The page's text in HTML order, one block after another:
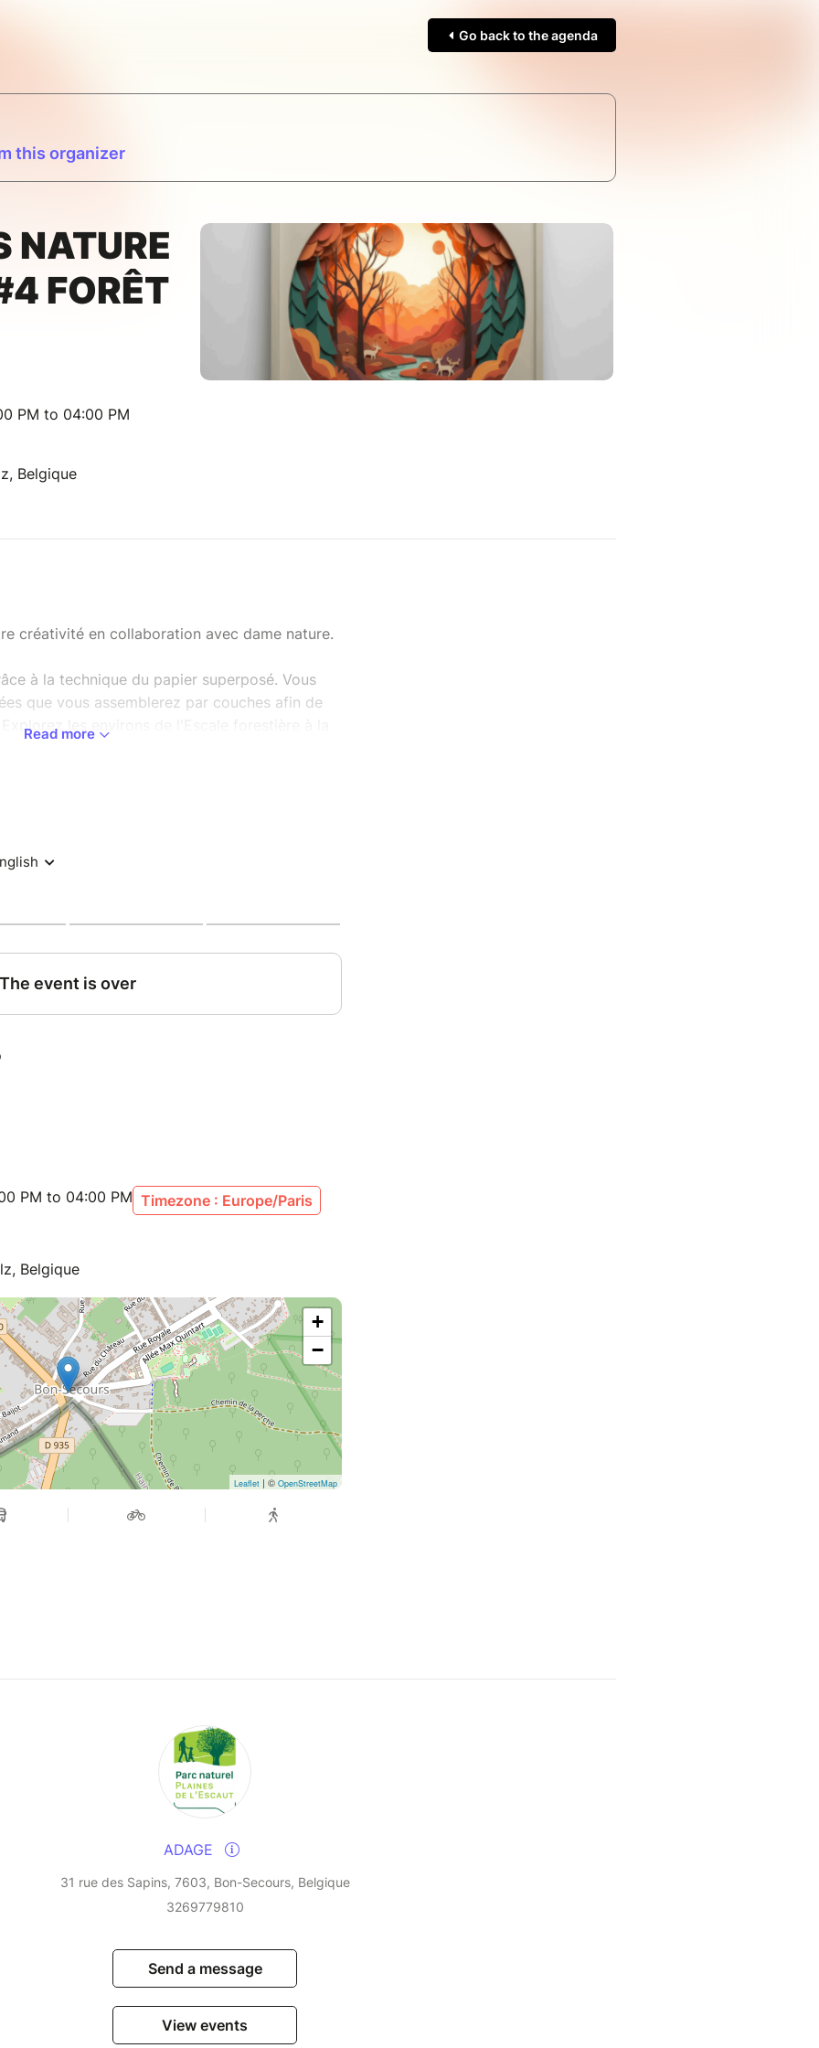
Go back to the agenda
this organizer
NATURE
FORÊT
PM to 04:00 PM
Belgique
créativité en collaboration avec dame nature.
à la technique du papier superposé. Vous
que vous assemblerez par couches afin de
les environs de l'Escale forestière à la
à partir de 6 ans (accompagnés).
Read more
PM to 04:00 PM Timezone : Europe/Paris
Belgique
+
−
Leaflet | © OpenStreetMap
ADAGE
31 rue des Sapins, 7603, Bon-Secours, Belgique
3269779810
Send a message
View events